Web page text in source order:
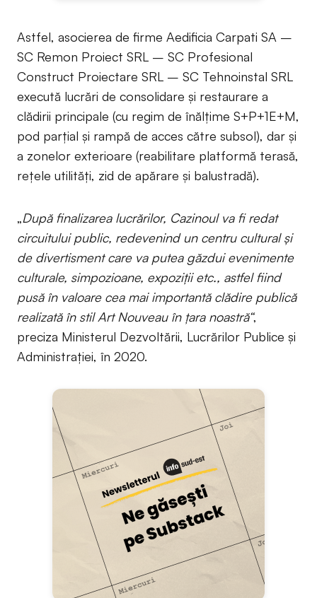
Astfel, asocierea de firme Aedificia Carpati SA –
SC Remon Proiect SRL – SC Profesional
Construct Proiectare SRL – SC Tehnoinstal SRL
execută lucrări de consolidare și restaurare a
clădirii principale (cu regim de înălțime S+P+1E+M,
pod parțial și rampă de acces către subsol), dar și
a zonelor exterioare (reabilitare platformă terasă,
rețele utilități, zid de apărare și balustradă).
„După finalizarea lucrărilor, Cazinoul va fi redat
circuitului public, redevenind un centru cultural și
de divertisment care va putea găzdui evenimente
culturale, simpozioane, expoziții etc., astfel fiind
pusă în valoare cea mai importantă clădire publică
realizată în stil Art Nouveau în țara noastră“,
preciza Ministerul Dezvoltării, Lucrărilor Publice şi
Administraţiei, în 2020.